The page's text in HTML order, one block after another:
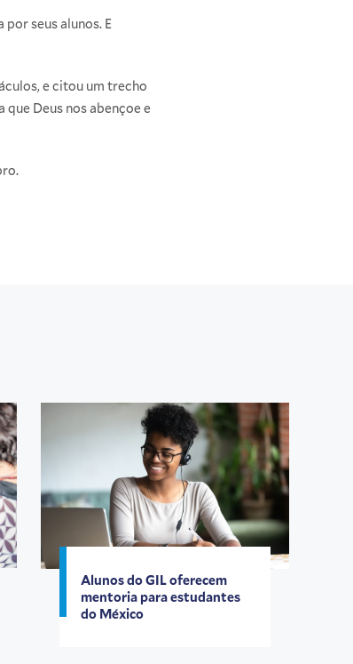
seus alunos. E
e citou um trecho
que Deus nos abençoe e
Alunos do GIL oferecem
mentoria para estudantes
do México